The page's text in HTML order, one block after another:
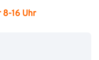
8-16 Uhr